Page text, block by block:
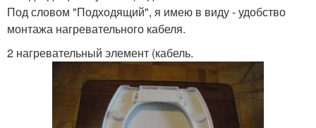
Под словом "Подходящий", я имею в виду - удобство
монтажа нагревательного кабеля.
2 нагревательный элемент (кабель.